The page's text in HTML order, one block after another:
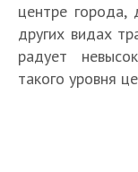
центре города,
других видах
радует
такого уровня